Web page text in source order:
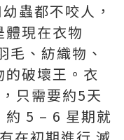
蟲都不咬人，
現在衣物
毛、紡織物、
破壞王。衣
只需要約5天
約 5 – 6 星期就